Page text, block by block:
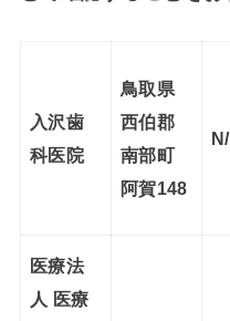
入沢歯
科医院
鳥取県
西伯郡
南部町
阿賀148
医療法
人 医療